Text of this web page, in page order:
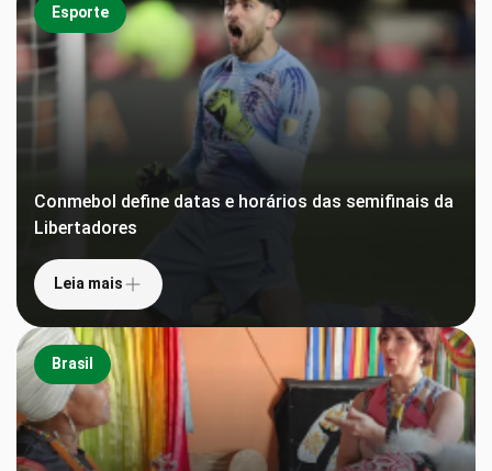
Esporte
Conmebol define datas e horários das semifinais da
Libertadores
Leia mais
Brasil